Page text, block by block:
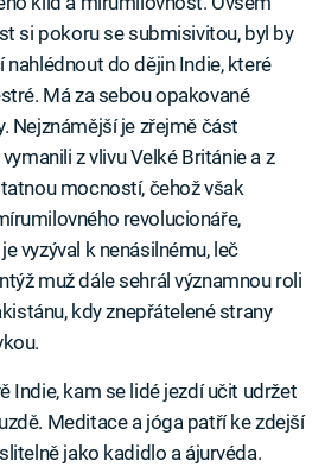
si pokoru se submisivitou, byl by
nahlédnout do dějin Indie, které
Má za sebou opakované
Nejznámější je zřejmě část
z vlivu Velké Británie a z
mocností, čehož však
revolucionáře,
vyzýval k nenásilnému, leč
muž dále sehrál významnou roli
kdy znepřátelené strany
Indie, kam se lidé jezdí učit udržet
Meditace a jóga patří ke zdejší
jako kadidlo a ájurvéda.